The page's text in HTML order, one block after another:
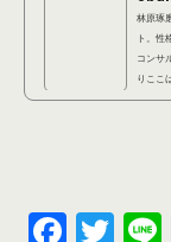
林原琢
ト。性
コンサ
りここ
に手を
F T